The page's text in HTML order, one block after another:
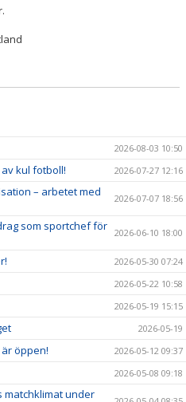
2026-08-03 10:50
kul fotboll! 2026-07-27 12:16
– arbetet med
2026-07-07 18:56
som sportchef för 2026-06-10 18:00
2026-05-30 07:24
2026-05-22 10:58
2026-05-19 15:15
2026-05-19
öppen! 2026-05-12 09:37
2026-05-08 09:18
under